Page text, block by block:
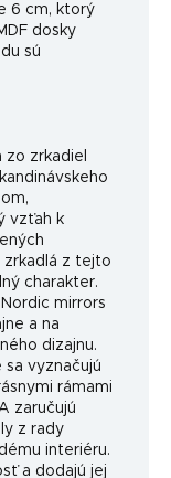
6 cm, ktorý
dosky
sú
zo zrkadiel
vzťah k
zrkadlá z tejto
charakter.
mirrors
a na
dizajnu.
sa vyznačujú
rámami
zaručujú
z rady
interiéru.
a dodajú jej